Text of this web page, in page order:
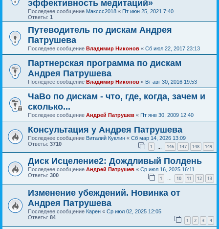
эффективность медитаций»
Последнее сообщение Макссс2018 « Пт июн 25, 2021 7:40
Ответы: 1
Путеводитель по дискам Андрея
Патрушева
Последнее сообщение Владимир Никонов « Сб июл 22, 2017 23:13
Партнерская программа по дискам
Андрея Патрушева
Последнее сообщение Владимир Никонов « Вт авг 30, 2016 19:53
ЧаВо по дискам - что, где, когда, зачем и
сколько...
Последнее сообщение Андрей Патрушев « Пт янв 30, 2009 12:40
Консультация у Андрея Патрушева
Последнее сообщение Виталий Куклин « Сб мар 14, 2026 13:09
Ответы: 3710 1 146 147 148 149
Диск Исцеление2: Дождливый Полдень
Последнее сообщение Андрей Патрушев « Ср июл 16, 2025 16:11
Ответы: 300 1 … 10 11 12 13
Изменение убеждений. Новинка от
Андрея Патрушева
Последнее сообщение Карен « Ср июл 02, 2025 12:05
Ответы: 84 1 2 3 4